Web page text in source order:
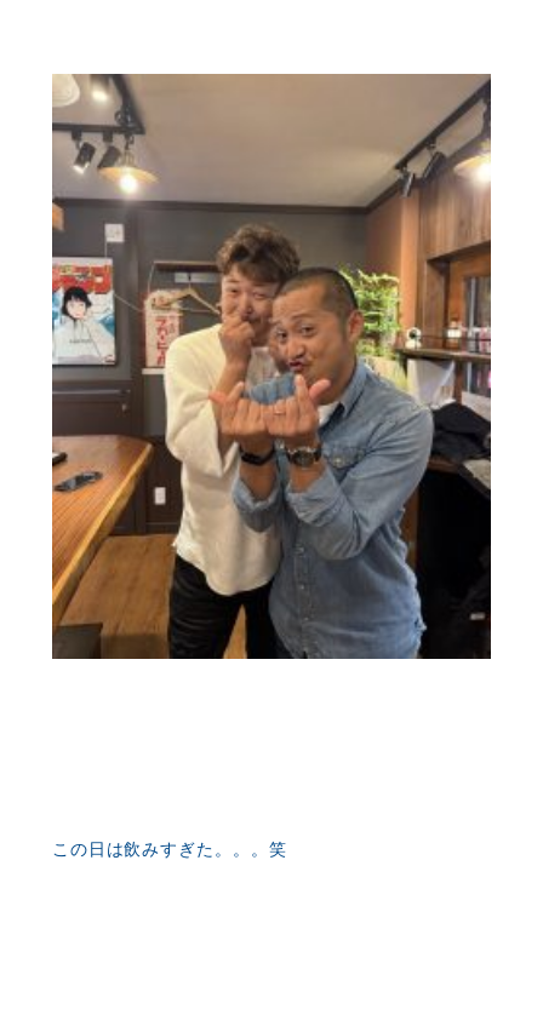
この日は飲みすぎた。。。笑